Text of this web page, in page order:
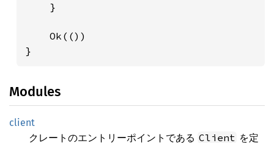
    }
    Ok(())
}
Modules
client
クレートのエントリーポイントである Client を定